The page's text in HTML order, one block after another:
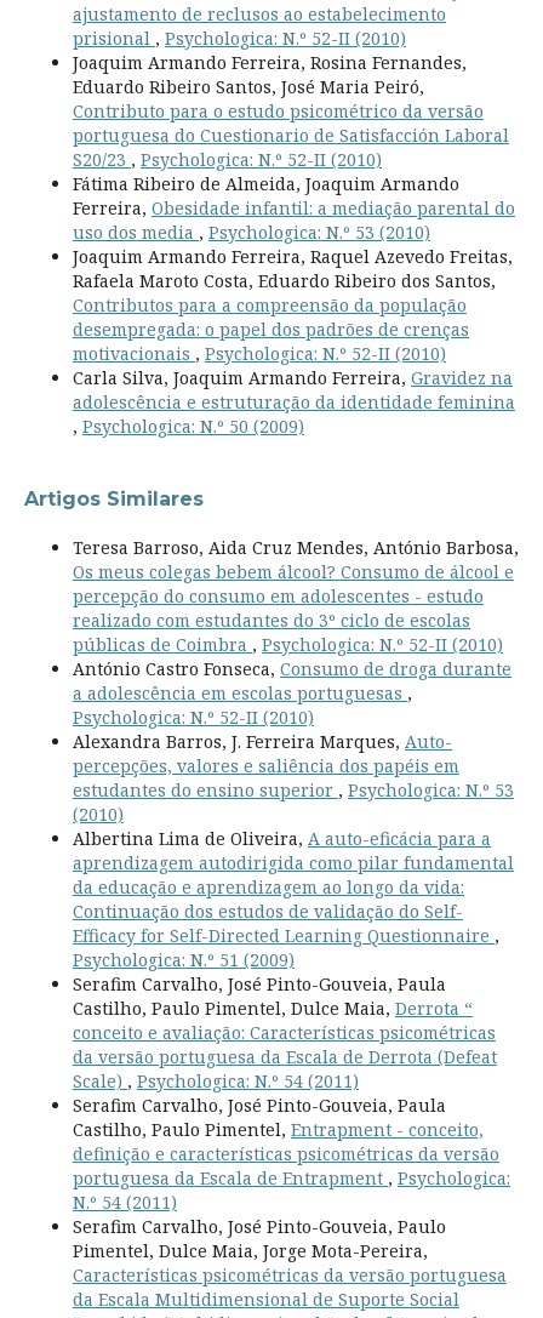
ajustamento de reclusos ao estabelecimento
prisional , Psychologica: N.º 52-II (2010)
Joaquim Armando Ferreira, Rosina Fernandes,
Eduardo Ribeiro Santos, José Maria Peiró,
Contributo para o estudo psicométrico da versão
portuguesa do Cuestionario de Satisfacción Laboral
S20/23 , Psychologica: N.º 52-II (2010)
Fátima Ribeiro de Almeida, Joaquim Armando
Ferreira, Obesidade infantil: a mediação parental do
uso dos media , Psychologica: N.º 53 (2010)
Joaquim Armando Ferreira, Raquel Azevedo Freitas,
Rafaela Maroto Costa, Eduardo Ribeiro dos Santos,
Contributos para a compreensão da população
desempregada: o papel dos padrões de crenças
motivacionais , Psychologica: N.º 52-II (2010)
Carla Silva, Joaquim Armando Ferreira, Gravidez na
adolescência e estruturação da identidade feminina
, Psychologica: N.º 50 (2009)
Artigos Similares
Teresa Barroso, Aida Cruz Mendes, António Barbosa,
Os meus colegas bebem álcool? Consumo de álcool e
percepção do consumo em adolescentes - estudo
realizado com estudantes do 3º ciclo de escolas
públicas de Coimbra , Psychologica: N.º 52-II (2010)
António Castro Fonseca, Consumo de droga durante
a adolescência em escolas portuguesas ,
Psychologica: N.º 52-II (2010)
Alexandra Barros, J. Ferreira Marques, Auto-
percepções, valores e saliência dos papéis em
estudantes do ensino superior , Psychologica: N.º 53
(2010)
Albertina Lima de Oliveira, A auto-eficácia para a
aprendizagem autodirigida como pilar fundamental
da educação e aprendizagem ao longo da vida:
Continuação dos estudos de validação do Self-
Efficacy for Self-Directed Learning Questionnaire ,
Psychologica: N.º 51 (2009)
Serafim Carvalho, José Pinto-Gouveia, Paula
Castilho, Paulo Pimentel, Dulce Maia, Derrota “
conceito e avaliação: Características psicométricas
da versão portuguesa da Escala de Derrota (Defeat
Scale) , Psychologica: N.º 54 (2011)
Serafim Carvalho, José Pinto-Gouveia, Paula
Castilho, Paulo Pimentel, Entrapment - conceito,
definição e características psicométricas da versão
portuguesa da Escala de Entrapment , Psychologica:
N.º 54 (2011)
Serafim Carvalho, José Pinto-Gouveia, Paulo
Pimentel, Dulce Maia, Jorge Mota-Pereira,
Características psicométricas da versão portuguesa
da Escala Multidimensional de Suporte Social